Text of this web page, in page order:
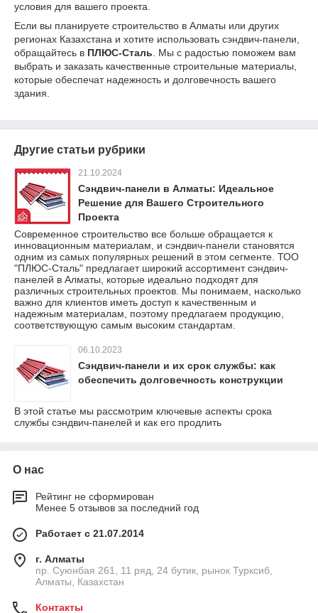
условия для вашего проекта.
Если вы планируете строительство в Алматы или других
регионах Казахстана и хотите использовать сэндвич-панели,
обращайтесь в ПЛЮС-Сталь . Мы с радостью поможем вам
выбрать и заказать качественные строительные материалы,
которые обеспечат надежность и долговечность вашего
здания.
Другие статьи рубрики
21.10.2024
Сэндвич-панели в Алматы: Идеальное
Решение для Вашего Строительного
Проекта
Современное строительство все больше обращается к
инновационным материалам, и сэндвич-панели становятся
одним из самых популярных решений в этом сегменте. ТОО
"ПЛЮС-Сталь" предлагает широкий ассортимент сэндвич-
панелей в Алматы, которые идеально подходят для
различных строительных проектов. Мы понимаем, насколько
важно для клиентов иметь доступ к качественным и
надежным материалам, поэтому предлагаем продукцию,
соответствующую самым высоким стандартам.
06.10.2023
Сэндвич-панели и их срок службы: как
обеспечить долговечность конструкции
В этой статье мы рассмотрим ключевые аспекты срока
службы сэндвич-панелей и как его продлить
О нас
Рейтинг не сформирован
Менее 5 отзывов за последний год
Работает с 21.07.2014
г. Алматы
пр. Суюнбая 261, 11 ряд, 24 бутик, рынок Турксиб,
Алматы, Казахстан
Контакты